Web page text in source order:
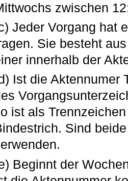
zwischen
Jeder Vorgang hat
Sie besteht
innerhalb der
Ist die Aktennumer
ist als
Sind
Beginnt der